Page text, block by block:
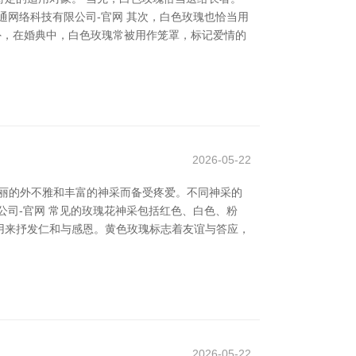
络科技有限公司-官网 其次，白色玫瑰也恰当用
在婚典中，白色玫瑰常被用作笼罩，标记爱情的
2026-05-22
的外不雅和丰富的神采而备受疼爱。不同神采的
司-官网 常见的玫瑰花神采包括红色、白色、粉
抒发仁和与感恩。黄色玫瑰标志着友谊与答应，
2026-05-22